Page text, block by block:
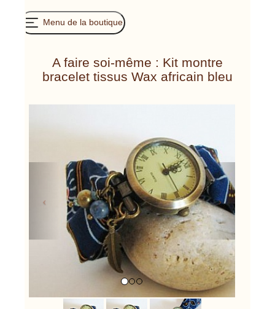
Menu de la boutique
A faire soi-même : Kit montre
bracelet tissus Wax africain bleu
Previous Next